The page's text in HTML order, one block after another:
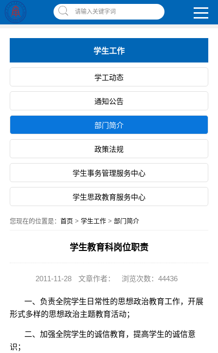
南昌应用技术师范学院，助你圆梦!
| 网上缴费平台 违反师德师风举报信箱
请输入关键字词
学生工作
学工动态
通知公告
部门简介
政策法规
学生事务管理服务中心
学生思政教育服务中心
您现在的位置是： 首页 > 学生工作 > 部门简介
学生教育科岗位职责
2011-11-28 文章作者： 浏览次数：44436
一、负责全院学生日常性的思想政治教育工作，开展
形式多样的思想政治主题教育活动；
二、加强全院学生的诚信教育，提高学生的诚信意
识；